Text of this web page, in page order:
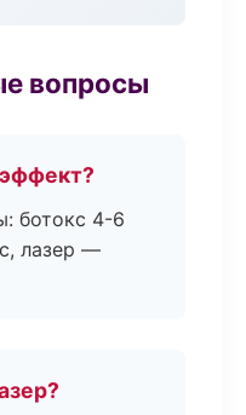
вопросы
ботокс 4-6
лазер —